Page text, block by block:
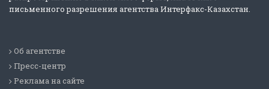
письменного разрешения агентства Интерфакс-Казахстан.
Об агентстве
Пресс-центр
Реклама на сайте